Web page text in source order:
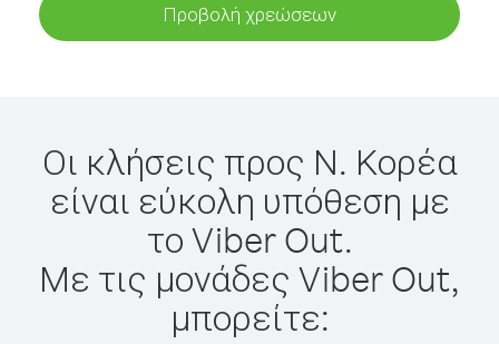
Προβολή χρεώσεων
Οι κλήσεις προς Ν. Κορέα
είναι εύκολη υπόθεση με
το Viber Out.
Με τις μονάδες Viber Out,
μπορείτε: